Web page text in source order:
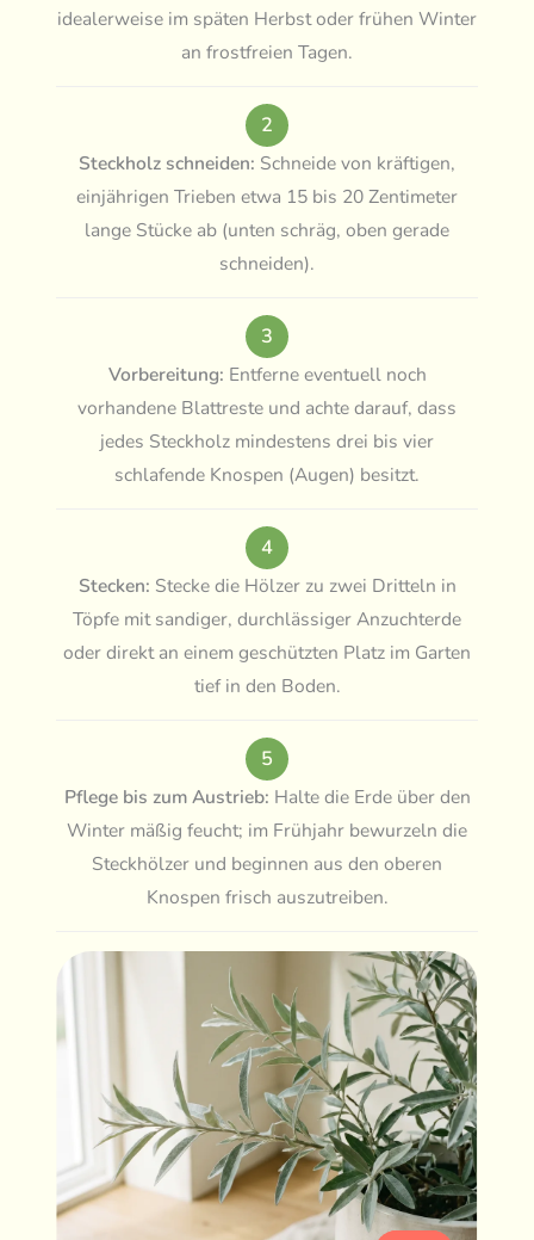
idealerweise im späten Herbst oder frühen Winter
an frostfreien Tagen.
2
Steckholz schneiden: Schneide von kräftigen,
einjährigen Trieben etwa 15 bis 20 Zentimeter
lange Stücke ab (unten schräg, oben gerade
schneiden).
3
Vorbereitung: Entferne eventuell noch
vorhandene Blattreste und achte darauf, dass
jedes Steckholz mindestens drei bis vier
schlafende Knospen (Augen) besitzt.
4
Stecken: Stecke die Hölzer zu zwei Dritteln in
Töpfe mit sandiger, durchlässiger Anzuchterde
oder direkt an einem geschützten Platz im Garten
tief in den Boden.
5
Pflege bis zum Austrieb: Halte die Erde über den
Winter mäßig feucht; im Frühjahr bewurzeln die
Steckhölzer und beginnen aus den oberen
Knospen frisch auszutreiben.